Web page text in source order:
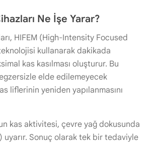
Ne İşe Yarar?
HIFEM (High-Intensity Focused
kullanarak dakikada
kas kasılması oluşturur. Bu
elde edilemeyecek
liflerinin yeniden yapılanmasını
kas aktivitesi, çevre yağ dokusunda
uyarır. Sonuç olarak tek bir tedaviyle